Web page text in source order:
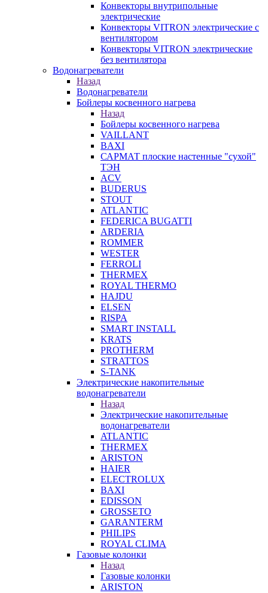
Конвекторы внутрипольные
электрические
Конвекторы VITRON электрические с
вентилятором
Конвекторы VITRON электрические
без вентилятора
Водонагреватели
Назад
Водонагреватели
Бойлеры косвенного нагрева
Назад
Бойлеры косвенного нагрева
VAILLANT
BAXI
САРМАТ плоские настенные "сухой"
ТЭН
ACV
BUDERUS
STOUT
ATLANTIC
FEDERICA BUGATTI
ARDERIA
ROMMER
WESTER
FERROLI
THERMEX
ROYAL THERMO
HAJDU
ELSEN
RISPA
SMART INSTALL
KRATS
PROTHERM
STRATTOS
S-TANK
Электрические накопительные
водонагреватели
Назад
Электрические накопительные
водонагреватели
ATLANTIC
THERMEX
ARISTON
HAIER
ELECTROLUX
BAXI
EDISSON
GROSSETO
GARANTERM
PHILIPS
ROYAL CLIMA
Газовые колонки
Назад
Газовые колонки
ARISTON